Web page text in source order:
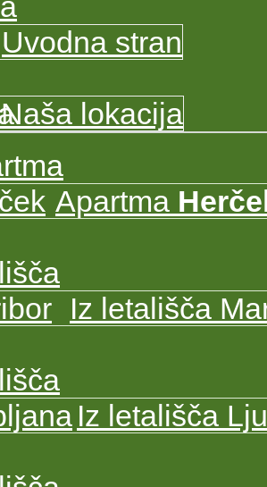
Uvodna stran
Naša lokacija
Apartma
Iz letališča
Iz letališča